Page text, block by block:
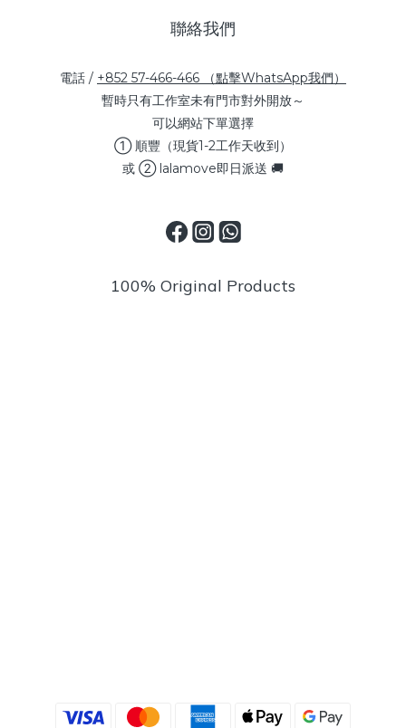
聯絡我們
電話 / +852 57-466-466 （點擊WhatsApp我們）
暫時只有工作室未有門市對外開放～
可以網站下單選擇
① 順豐（現貨1-2工作天收到）
或 ② lalamove即日派送 🚚
100% Original Products